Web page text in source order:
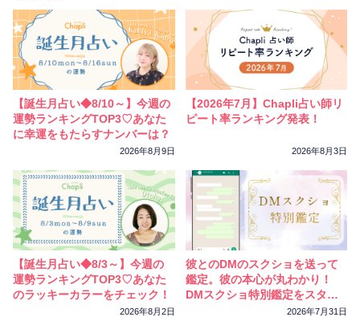
【誕生月占い◆8/10～】今週の
運勢ランキングTOP3♡あなた
に幸運をもたらすナンバーは？
2026年8月9日
【2026年7月】Chapli占い師リ
ピート率ランキング発表！
2026年8月3日
【誕生月占い◆8/3～】今週の
運勢ランキングTOP3♡あなた
のラッキーカラーをチェック！
2026年8月2日
彼とのDMのスクショを送って
鑑定。彼の本心が丸わかり！
DMスクショ特別鑑定をスター
2026年7月31日